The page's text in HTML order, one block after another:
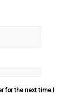
for the next time I